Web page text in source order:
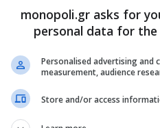
Καπουτζίδης: «Δεν
τη φύση, την
γάμο των ομόφυλων ζευγαριών. Τι
ο πρωθυπουργός.
monopoli.gr asks for
personal data for
Personalised advertising
measurement, audience
Store and/or access